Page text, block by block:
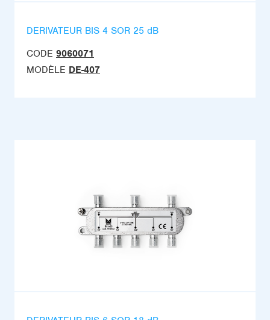
DERIVATEUR BIS 4 SOR 25 dB
CODE 9060071
MODÈLE DE-407